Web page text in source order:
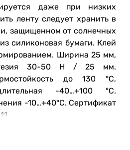
даже при низких
ленту следует хранить в
защищенном от солнечных
силиконовая бумаги. Клей
Ширина 25 мм,
30-50 Н / 25 мм.
до 130 °С,
-40…+100 °C.
-10…+40°C. Сертификат
Манкимихенти 19 Эспоо,